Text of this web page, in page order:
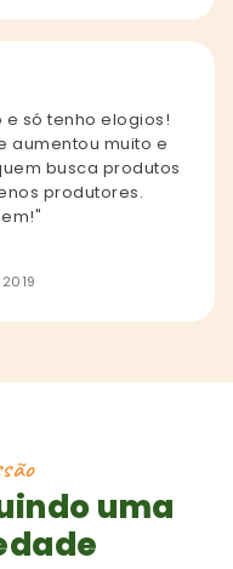
só tenho elogios!
aumentou muito e
busca produtos
produtores.
uma